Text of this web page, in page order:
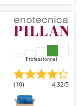
Professionnel
(10) 4,32/5